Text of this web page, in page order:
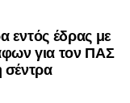
εντός έδρας με
για τον ΠΑΣ
σέντρα